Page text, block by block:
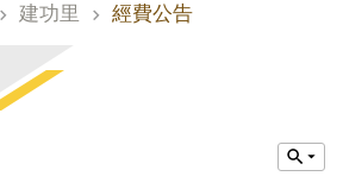
建功里 經費公告